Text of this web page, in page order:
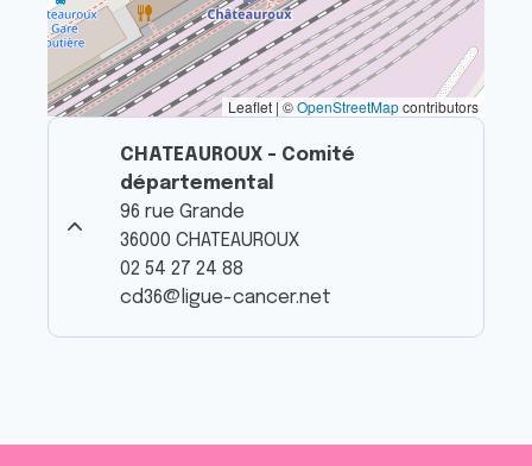
Leaflet | ©OpenStreetMapcontributors
CHATEAUROUX - Comité
départemental
96 rue Grande
36000 CHATEAUROUX
02 54 27 24 88
cd36@ligue-cancer.net